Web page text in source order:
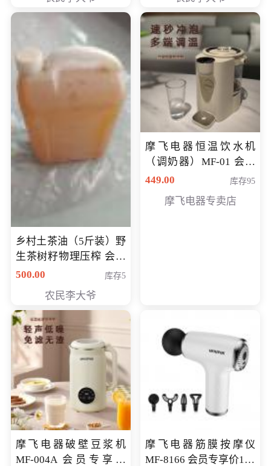
乡村土茶油（5斤装）野
生茶树籽物理压榨 会员
专享价400元
500.00 库存5
农民李大爷
摩飞电器恒温饮水机
（调奶器）MF-01 会员
专享价366元
449.00 库存95
摩飞电器专卖店
摩飞电器破壁豆浆机
MF-004A 会员专享价
摩飞电器筋膜按摩仪
MF-8166 会员专享价168